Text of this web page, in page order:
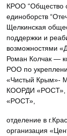
КРОО “Общество
единоборств
Щелкинская
поддержки и
возможностями
Роман Колчак —
РОО по
«Чистый Крым»-
КООРДИ «РОСТ»,
«РОСТ»,
отделение в
организация